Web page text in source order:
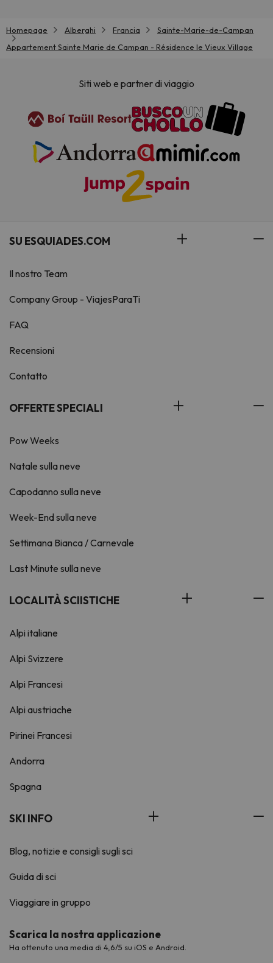
Homepage Alberghi Francia
Sainte-Marie-de-Campan
Appartement Sainte Marie de Campan - Résidence le Vieux Village
Siti web e partner di viaggio
SU ESQUIADES.COM
Il nostro Team
Company Group - ViajesParaTi
FAQ
Recensioni
Contatto
OFFERTE SPECIALI
Pow Weeks
Natale sulla neve
Capodanno sulla neve
Week-End sulla neve
Settimana Bianca / Carnevale
Last Minute sulla neve
LOCALITÀ SCIISTICHE
Alpi italiane
Alpi Svizzere
Alpi Francesi
Alpi austriache
Pirinei Francesi
Andorra
Spagna
SKI INFO
Blog, notizie e consigli sugli sci
Guida di sci
Viaggiare in gruppo
Scarica la nostra applicazione
Ha ottenuto una media di 4,6/5 su iOS e Android.